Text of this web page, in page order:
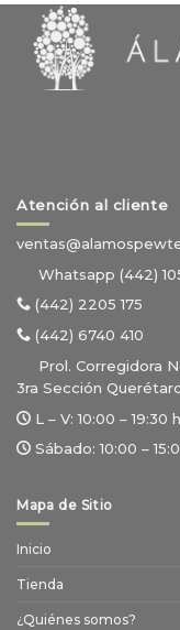
Atención al cliente
Whatsapp (442)
(442) 2205 175
(442) 6740 410
Prol. Corregidora
3ra Sección
L – V: 10:00 – 19:30
Sábado: 10:00 –
Mapa de Sitio
Inicio
Tienda
¿Quiénes somos?